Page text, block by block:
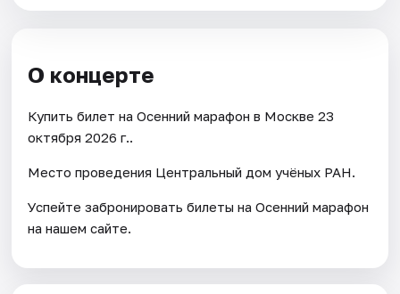
О концерте
Купить билет на Осенний марафон в Москве 23
октября 2026 г..
Место проведения Центральный дом учёных РАН.
Успейте забронировать билеты на Осенний марафон
на нашем сайте.